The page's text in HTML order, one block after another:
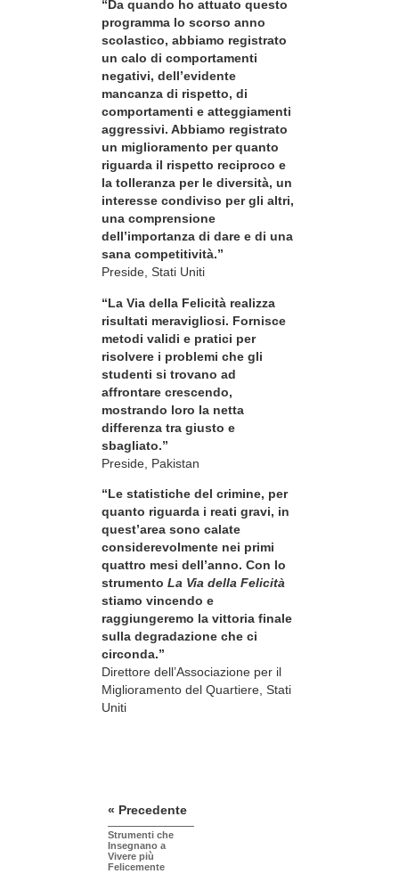
“Da quando ho attuato questo
programma lo scorso anno
scolastico, abbiamo registrato
un calo di comportamenti
negativi, dell’evidente
mancanza di rispetto, di
comportamenti e atteggiamenti
aggressivi. Abbiamo registrato
un miglioramento per quanto
riguarda il rispetto reciproco e
la tolleranza per le diversità, un
interesse condiviso per gli altri,
una comprensione
dell’importanza di dare e di una
sana competitività.”
Preside, Stati Uniti
“La Via della Felicità realizza
risultati meravigliosi. Fornisce
metodi validi e pratici per
risolvere i problemi che gli
studenti si trovano ad
affrontare crescendo,
mostrando loro la netta
differenza tra giusto e
sbagliato.”
Preside, Pakistan
“Le statistiche del crimine, per
quanto riguarda i reati gravi, in
quest’area sono calate
considerevolmente nei primi
quattro mesi dell’anno. Con lo
strumento La Via della Felicità
stiamo vincendo e
raggiungeremo la vittoria finale
sulla degradazione che ci
circonda.”
Direttore dell’Associazione per il
Miglioramento del Quartiere, Stati
Uniti
« Precedente
Strumenti che
Insegnano a
Vivere più
Felicemente